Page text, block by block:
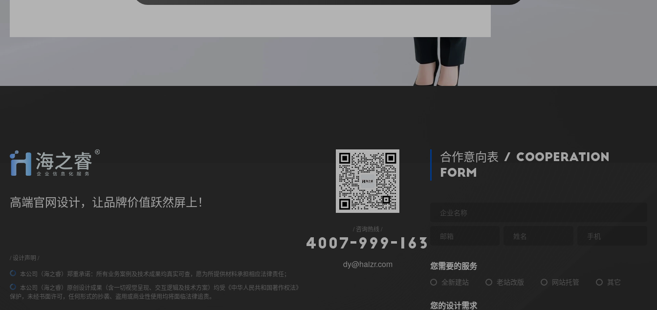
高端官网设计，让品牌价值跃然屏上！
设计声明
本公司（海之睿）郑重承诺：所有业务案例及技术成果均真实可查，愿为所提供材料承担相应法律责任；
本公司（海之睿）原创设计成果（含一切视觉呈现、交互逻辑及技术方案）均受《中华人民共和国著作权法》
保护，未经书面许可，任何形式的抄袭、盗用或商业性使用均将面临法律追责。
咨询热线
4 0 0 7- 9 9 9 - 6 3
dy@haizr.com
合作意向表 / Cooperation
Form
您需要的服务
全新建站 老站改版 网站托管 其它
您的设计需求